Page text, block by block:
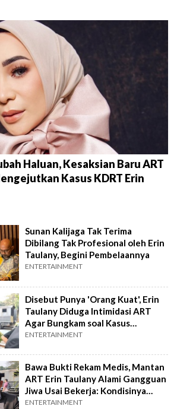
Haluan, Kesaksian Baru ART
Kasus KDRT Erin
Sunan Kalijaga Tak Terima
Dibilang Tak Profesional oleh Erin
Taulany, Begini Pembelaannya
ENTERTAINMENT
Disebut Punya 'Orang Kuat', Erin
Taulany Diduga Intimidasi ART
Agar Bungkam soal Kasus
Penganiayaan
ENTERTAINMENT
Bawa Bukti Rekam Medis, Mantan
ART Erin Taulany Alami Gangguan
Jiwa Usai Bekerja: Kondisinya
Cemas
ENTERTAINMENT